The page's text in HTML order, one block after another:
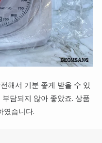
해서 기분 좋게 받을 수 있
담되지 않아 좋았죠. 상품
였습니다.